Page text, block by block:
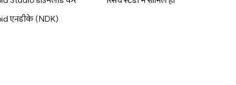
एनडीके (NDK)